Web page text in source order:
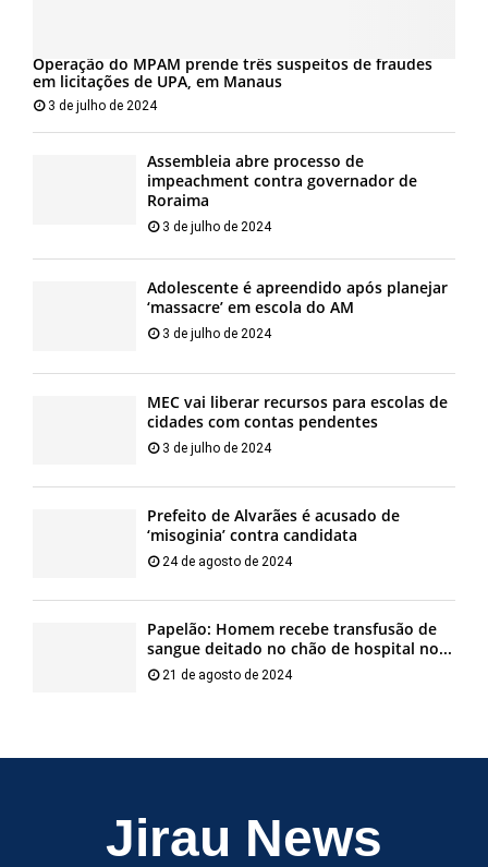
Operação do MPAM prende três suspeitos de fraudes
em licitações de UPA, em Manaus
3 de julho de 2024
Assembleia abre processo de
impeachment contra governador de
Roraima
3 de julho de 2024
Adolescente é apreendido após planejar
‘massacre’ em escola do AM
3 de julho de 2024
MEC vai liberar recursos para escolas de
cidades com contas pendentes
3 de julho de 2024
Prefeito de Alvarães é acusado de
‘misoginia’ contra candidata
24 de agosto de 2024
Papelão: Homem recebe transfusão de
sangue deitado no chão de hospital no...
21 de agosto de 2024
Jirau News